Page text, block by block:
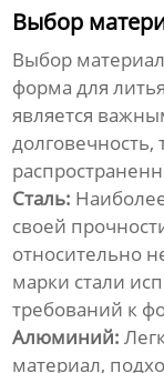
Выбор
Выбор
форма для
является
долговечность,
Сталь:
своей
относительно
марки стали
требований к
Алюминий:
материал,